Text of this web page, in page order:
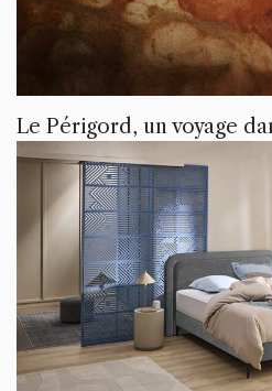
Le Périgord, un voyage